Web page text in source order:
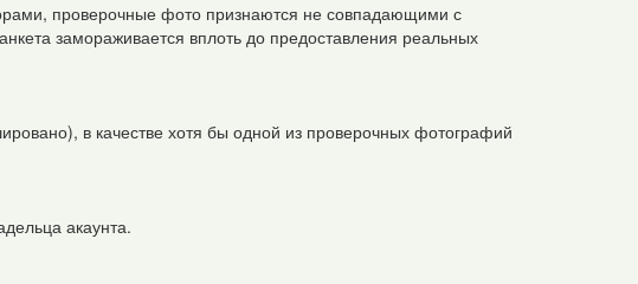
проверочные фото признаются не совпадающими с
замораживается вплоть до предоставления реальных
в качестве хотя бы одной из проверочных фотографий
акаунта.